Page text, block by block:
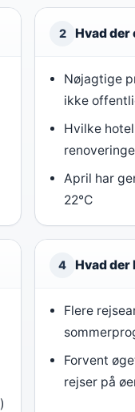
2 Hvad der
Nøjagtige
ikke
Hvilke
April har
22°C
)
4 Hvad
Flere
Forvent
rejser på